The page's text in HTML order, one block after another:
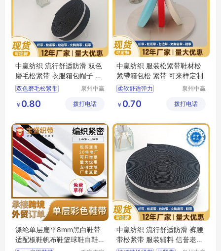
中赢纺织 流行舒适防滑 双色
磨毛松紧带 衣服箱包帽子 3.
2cm
双色磨毛松紧带
中赢纺织
泉州中赢
有限公司
￥ 0.80 拨打电话
中赢纺织 服装松紧带鞋材松
紧帶箱包松 紧带 可来样定制
柔软舒适弹力
松紧带
肩带
泉州中赢
有限公司
￥ 0.70 拨打电话
涤纶单层扁平8mm黑白鞋带
适配板鞋帆布鞋篮球鞋白鞋aj
运动休闲鞋
中赢纺织 流行舒适防滑 裤腰
带松紧带 服装辅料 信誉老厂
家